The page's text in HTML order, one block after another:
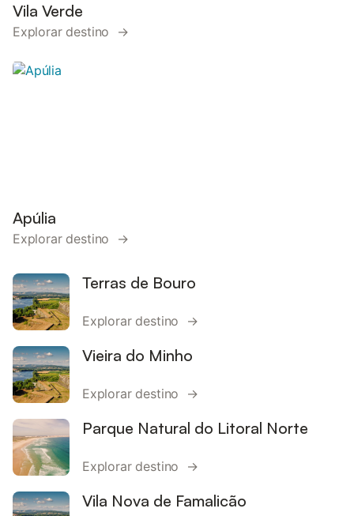
Vila Verde
Explorar destino →
Apúlia
Explorar destino →
Terras de Bouro
Explorar destino →
Vieira do Minho
Explorar destino →
Parque Natural do Litoral Norte
Explorar destino →
Vila Nova de Famalicão